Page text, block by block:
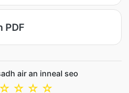
PDF
air an inneal seo
☆
☆
☆
☆